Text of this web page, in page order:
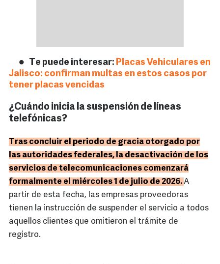
Te puede interesar: Placas Vehiculares en
Jalisco: confirman multas en estos casos por
tener placas vencidas
¿Cuándo inicia la suspensión de líneas
telefónicas?
Tras concluir el periodo de gracia otorgado por
las autoridades federales, la desactivación de los
servicios de telecomunicaciones comenzará
formalmente el miércoles 1 de julio de 2026.A
partir de esta fecha, las empresas proveedoras
tienen la instrucción de suspender el servicio a todos
aquellos clientes que omitieron el trámite de
registro.